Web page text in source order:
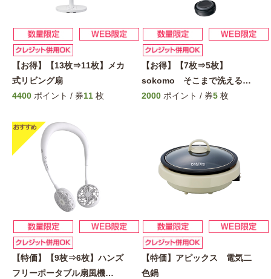
【お得】【13枚⇒11枚】メカ
式リビング扇
4400 ポイント / 券11 枚
【お得】【7枚⇒5枚】
sokomo そこまで洗える…
2000 ポイント / 券5 枚
【特価】【9枚⇒6枚】ハンズ
フリーポータブル扇風機…
【特価】アピックス 電気二
色鍋